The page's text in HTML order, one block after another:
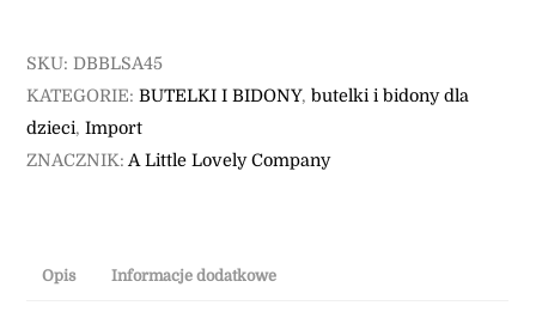
SKU: DBBLSA45
KATEGORIE:BUTELKI I BIDONY,butelki i bidony dla
dzieci,Import
ZNACZNIK: A Little Lovely Company
Opis Informacje dodatkowe